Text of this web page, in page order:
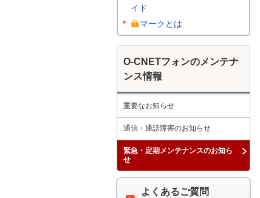
イド
マークとは
O-CNETフォンのメンテナ
ンス情報
重要なお知らせ
通信・通話障害のお知らせ
緊急・定期メンテナンスのお知ら
せ
よくあるご質問